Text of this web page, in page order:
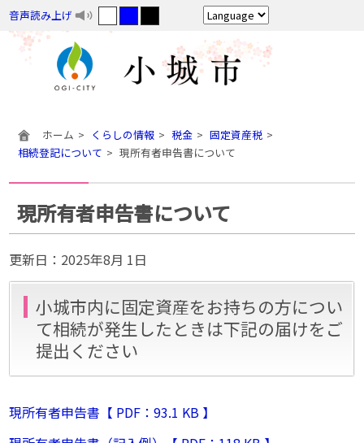
音声読み上げ
ホーム くらしの情報 税金
固定資産税
相続登記について
現所有者申告書について
現所有者申告書について
更新日： 2025年8月 1日
小城市内に固定資産をお持ちの方につい
て相続が発生したときは下記の届けをご
提出ください
現所有者申告書【 PDF：93.1 KB 】